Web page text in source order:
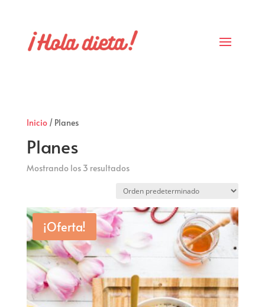
Inicio/ Planes
Planes
Mostrando los 3 resultados
¡Oferta!